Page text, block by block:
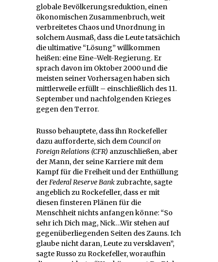
globale Bevölkerungsreduktion, einen
ökonomischen Zusammenbruch, weit
verbreitetes Chaos und Unordnung in
solchem Ausmaß, dass die Leute tatsächich
die ultimative “Lösung” willkommen
heißen: eine Eine-Welt-Regierung. Er
sprach davon im Oktober 2000 und die
meisten seiner Vorhersagen haben sich
mittlerweile erfüllt – einschließlich des 11.
September und nachfolgenden Krieges
gegen den Terror.
Russo behauptete, dass ihn Rockefeller
dazu aufforderte, sich demCouncil on
Foreign Relations (CFR) anzuschließen, aber
der Mann, der seine Karriere mit dem
Kampf für die Freiheit und der Enthüllung
derFederal Reserve Bankzubrachte, sagte
angeblich zu Rockefeller, dass er mit
diesen finsteren Plänen für die
Menschheit nichts anfangen könne: “So
sehr ich Dich mag, Nick…Wir stehen auf
gegenüberliegenden Seiten des Zauns. Ich
glaube nicht daran, Leute zu versklaven”,
sagte Russo zu Rockefeller, woraufhin